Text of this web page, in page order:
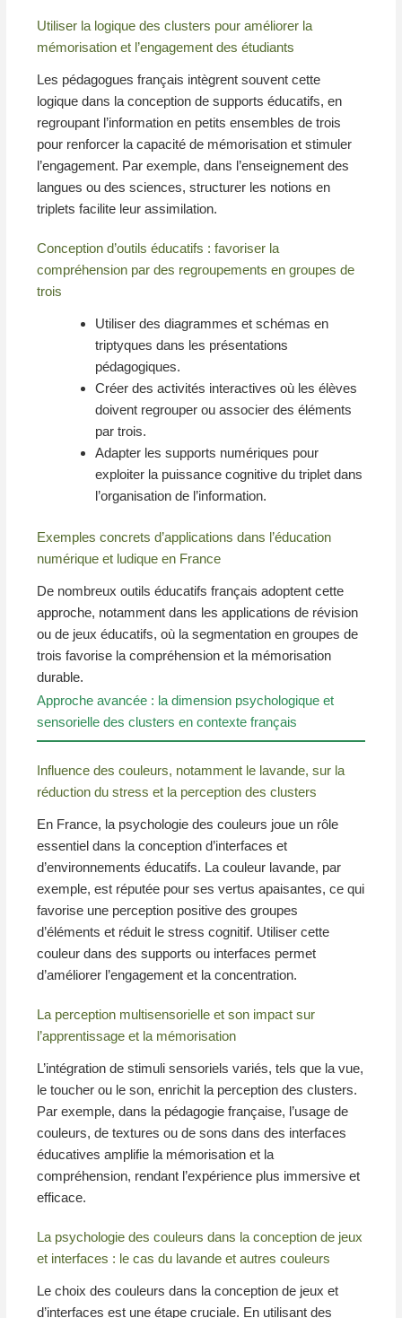
Utiliser la logique des clusters pour améliorer la
mémorisation et l’engagement des étudiants
Les pédagogues français intègrent souvent cette
logique dans la conception de supports éducatifs, en
regroupant l’information en petits ensembles de trois
pour renforcer la capacité de mémorisation et stimuler
l’engagement. Par exemple, dans l’enseignement des
langues ou des sciences, structurer les notions en
triplets facilite leur assimilation.
Conception d’outils éducatifs : favoriser la
compréhension par des regroupements en groupes de
trois
Utiliser des diagrammes et schémas en
triptyques dans les présentations
pédagogiques.
Créer des activités interactives où les élèves
doivent regrouper ou associer des éléments
par trois.
Adapter les supports numériques pour
exploiter la puissance cognitive du triplet dans
l’organisation de l’information.
Exemples concrets d’applications dans l’éducation
numérique et ludique en France
De nombreux outils éducatifs français adoptent cette
approche, notamment dans les applications de révision
ou de jeux éducatifs, où la segmentation en groupes de
trois favorise la compréhension et la mémorisation
durable.
Approche avancée : la dimension psychologique et
sensorielle des clusters en contexte français
Influence des couleurs, notamment le lavande, sur la
réduction du stress et la perception des clusters
En France, la psychologie des couleurs joue un rôle
essentiel dans la conception d’interfaces et
d’environnements éducatifs. La couleur lavande, par
exemple, est réputée pour ses vertus apaisantes, ce qui
favorise une perception positive des groupes
d’éléments et réduit le stress cognitif. Utiliser cette
couleur dans des supports ou interfaces permet
d’améliorer l’engagement et la concentration.
La perception multisensorielle et son impact sur
l’apprentissage et la mémorisation
L’intégration de stimuli sensoriels variés, tels que la vue,
le toucher ou le son, enrichit la perception des clusters.
Par exemple, dans la pédagogie française, l’usage de
couleurs, de textures ou de sons dans des interfaces
éducatives amplifie la mémorisation et la
compréhension, rendant l’expérience plus immersive et
efficace.
La psychologie des couleurs dans la conception de jeux
et interfaces : le cas du lavande et autres couleurs
Le choix des couleurs dans la conception de jeux et
d’interfaces est une étape cruciale. En utilisant des